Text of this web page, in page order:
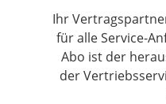
Ihr
für alle Service-
Abo ist der
der